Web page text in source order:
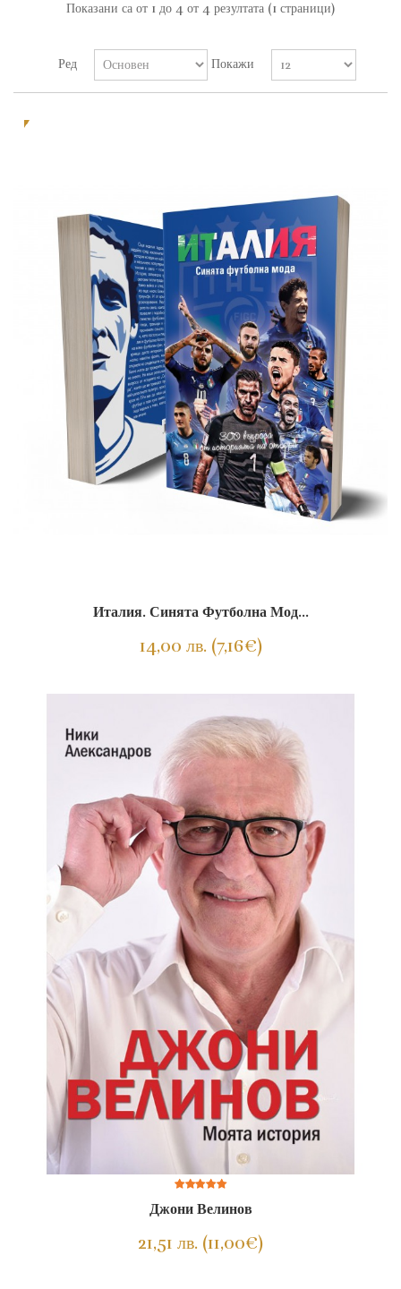
Показани са от 1 до 4 от 4 резултата (1 страници)
Ред Покажи
Италия. Синята Футболна Мод...
14,00 лв. (7,16€)
Джони Велинов
21,51 лв. (11,00€)